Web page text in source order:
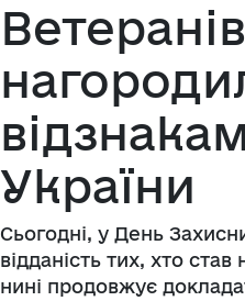
України
Сьогодні, у День
відданість тих, хто
нині продовжує